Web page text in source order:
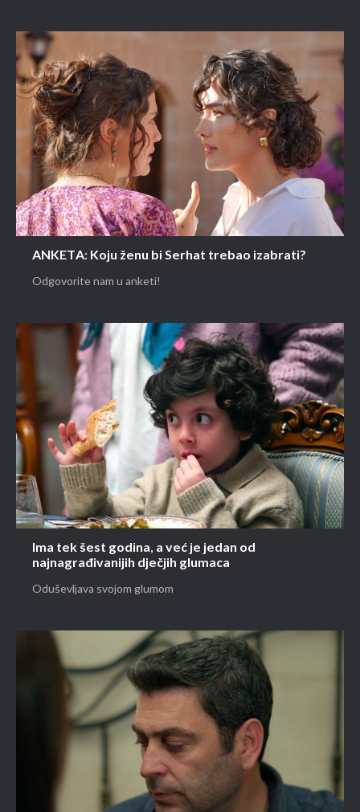
ANKETA: Koju ženu bi Serhat trebao izabrati?
Odgovorite nam u anketi!
Ima tek šest godina, a već je jedan od
najnagrađivanijih dječjih glumaca
Oduševljava svojom glumom